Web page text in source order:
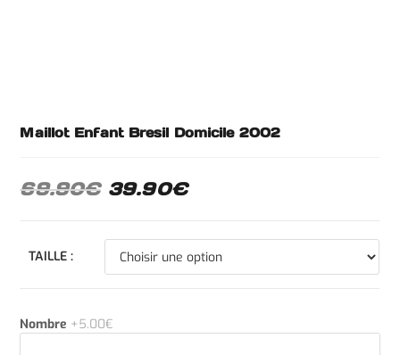
Maillot Enfant Bresil Domicile 2002
69.90€ 39.90€
TAILLE :
Nombre +5.00€